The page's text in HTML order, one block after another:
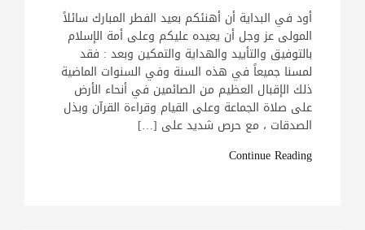
أود في البداية أن أهنئكم بعيد الفطر المبارك سائلاً
المولى عز وجل أن يعيده عليكم وعلى أمة الإسلام
بالتوفيق والتأييد والهداية والتمكين وبعد : فقد
لمسنا جميعاً في هذه السنة وفي السنوات الماضية
ذلك الإقبال العظيم من الصائمين في أنحاء الأرض
على صلاة الجماعة وعلى القيام وقراءة القرآن وبذل
الصدقات ، مع حرص شديد على […]
Continue Reading